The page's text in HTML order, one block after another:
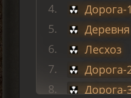
Дорога-1
Деревня
Лесхоз
Дорога-
Дорога-